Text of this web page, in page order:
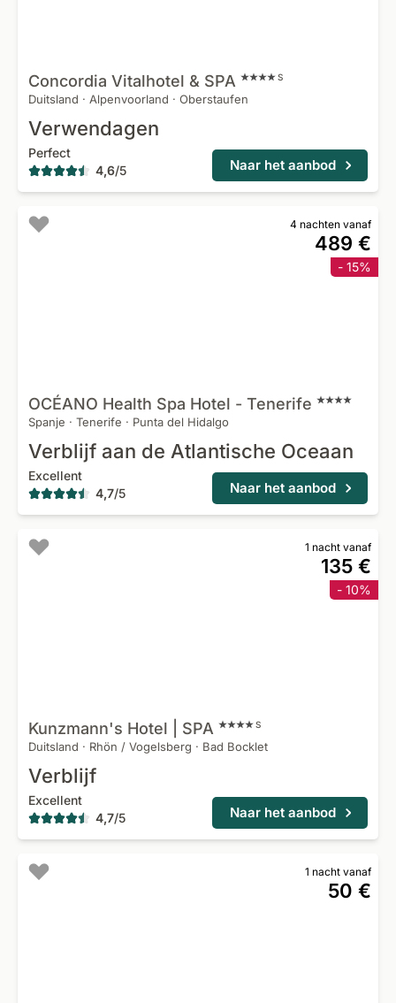
Concordia Vitalhotel & SPA S
Duitsland · Alpenvoorland · Oberstaufen
Verwendagen
Perfect
4,6/5 Naar het aanbod
4 nachten vanaf
489 €
- 15%
OCÉANO Health Spa Hotel - Tenerife
Spanje · Tenerife · Punta del Hidalgo
Verblijf aan de Atlantische Oceaan
Excellent
4,7/5 Naar het aanbod
1 nacht vanaf
135 €
- 10%
Kunzmann's Hotel | SPA S
Duitsland · Rhön / Vogelsberg · Bad Bocklet
Verblijf
Excellent
4,7/5 Naar het aanbod
1 nacht vanaf
50 €